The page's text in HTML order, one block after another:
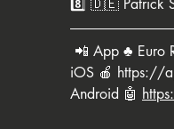
8️⃣ 🇩🇪 Patrick
📲 App ♣️ Euro
iOS 🍎 https://
Android 🤖